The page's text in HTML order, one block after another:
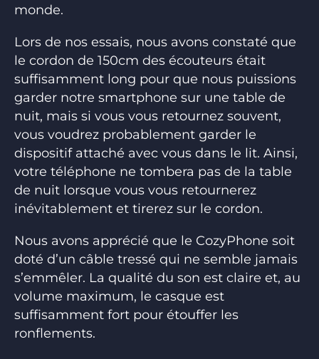
monde.
Lors de nos essais, nous avons constaté que
le cordon de 150cm des écouteurs était
suffisamment long pour que nous puissions
garder notre smartphone sur une table de
nuit, mais si vous vous retournez souvent,
vous voudrez probablement garder le
dispositif attaché avec vous dans le lit. Ainsi,
votre téléphone ne tombera pas de la table
de nuit lorsque vous vous retournerez
inévitablement et tirerez sur le cordon.
Nous avons apprécié que le CozyPhone soit
doté d’un câble tressé qui ne semble jamais
s’emmêler. La qualité du son est claire et, au
volume maximum, le casque est
suffisamment fort pour étouffer les
ronflements.